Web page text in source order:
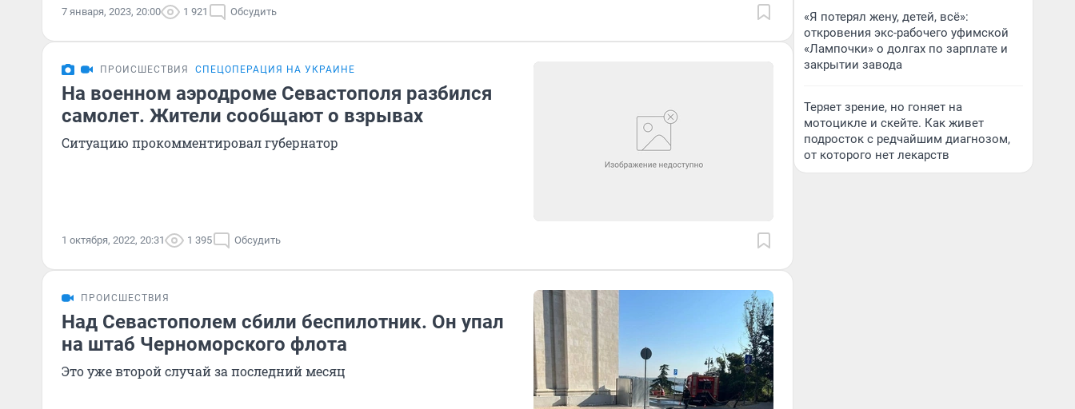
7 января, 2023, 20:00 1 921 Обсудить
ПРОИСШЕСТВИЯ СПЕЦОПЕРАЦИЯ НА УКРАИНЕ
На военном аэродроме Севастополя разбился
самолет. Жители сообщают о взрывах
Ситуацию прокомментировал губернатор
1 октября, 2022, 20:31 1 395 Обсудить
ПРОИСШЕСТВИЯ
Над Севастополем сбили беспилотник. Он упал
на штаб Черноморского флота
Это уже второй случай за последний месяц
«Я потерял жену, детей, всё»:
откровения экс-рабочего уфимской
«Лампочки» о долгах по зарплате и
закрытии завода
Теряет зрение, но гоняет на
мотоцикле и скейте. Как живет
подросток с редчайшим диагнозом,
от которого нет лекарств